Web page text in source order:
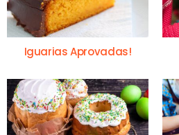
Iguarias Aprovadas!